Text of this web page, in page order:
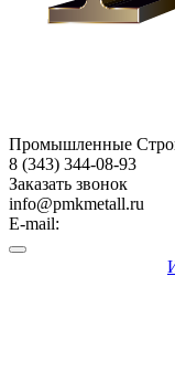
Промышленные
8 (343) 344-08-93
Заказать звонок
info@pmkmetall.ru
E-mail: